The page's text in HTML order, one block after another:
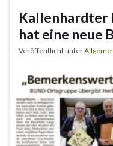
Kallenhardter
hat eine neue
Veröffentlicht unter